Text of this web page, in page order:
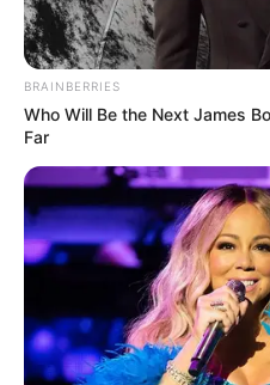
BRAINBERRIES
Who Will Be the Next James
Far